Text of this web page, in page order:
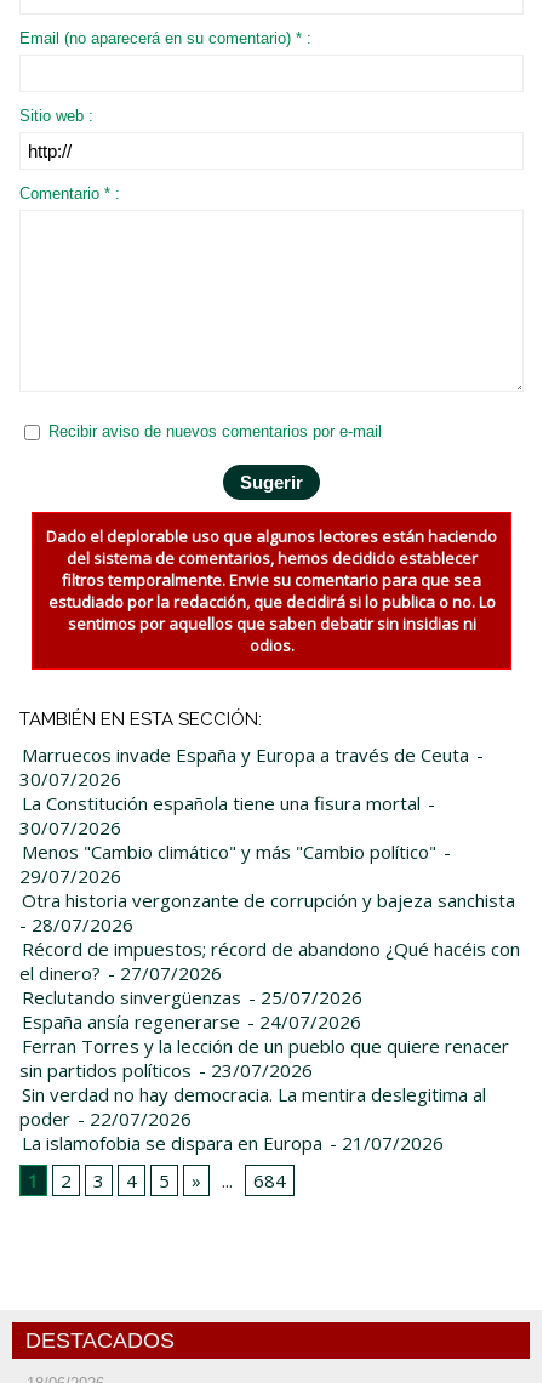
Email (no aparecerá en su comentario) * :
Sitio web :
Comentario * :
Recibir aviso de nuevos comentarios por e-mail
Dado el deplorable uso que algunos lectores están haciendo
del sistema de comentarios, hemos decidido establecer
filtros temporalmente. Envie su comentario para que sea
estudiado por la redacción, que decidirá si lo publica o no. Lo
sentimos por aquellos que saben debatir sin insidias ni
odios.
TAMBIÉN EN ESTA SECCIÓN:
Marruecos invade España y Europa a través de Ceuta -
30/07/2026
La Constitución española tiene una fisura mortal -
30/07/2026
Menos "Cambio climático" y más "Cambio político" -
29/07/2026
Otra historia vergonzante de corrupción y bajeza sanchista
- 28/07/2026
Récord de impuestos; récord de abandono ¿Qué hacéis con
el dinero? - 27/07/2026
Reclutando sinvergüenzas - 25/07/2026
España ansía regenerarse - 24/07/2026
Ferran Torres y la lección de un pueblo que quiere renacer
sin partidos políticos - 23/07/2026
Sin verdad no hay democracia. La mentira deslegitima al
poder - 22/07/2026
La islamofobia se dispara en Europa - 21/07/2026
1
2 3 4 5 » ... 684
DESTACADOS